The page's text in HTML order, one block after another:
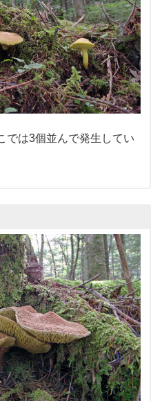
は3個並んで発生してい